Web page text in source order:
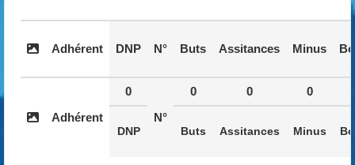
Adhérent DNP N° Buts Assitances Minus
Adhérent
0
N°
0 0 0
DNP Buts Assitances Minus